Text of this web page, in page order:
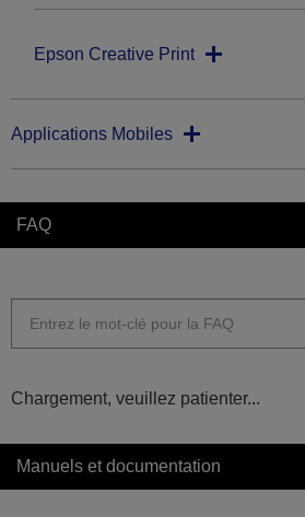
Epson Creative Print
Applications Mobiles
FAQ
Chargement, veuillez patienter...
Manuels et documentation